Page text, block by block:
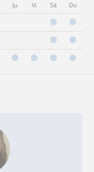
Ju Vi Sá Do